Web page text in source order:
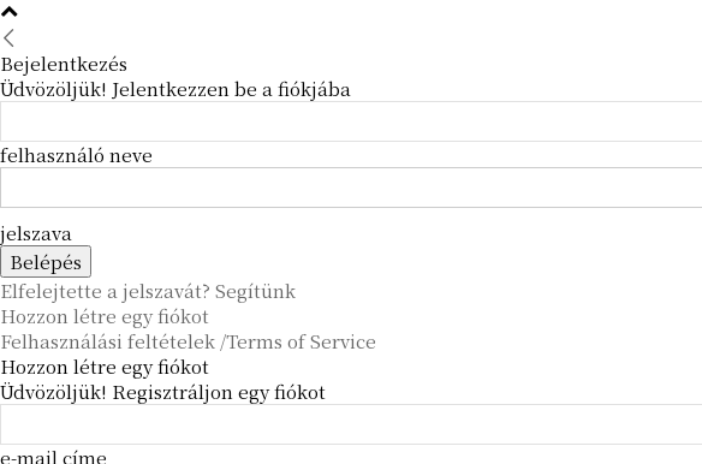
Bejelentkezés
Üdvözöljük! Jelentkezzen be a fiókjába
felhasználó neve
jelszava
Elfelejtette a jelszavát? Segítünk
Hozzon létre egy fiókot
Felhasználási feltételek /Terms of Service
Hozzon létre egy fiókot
Üdvözöljük! Regisztráljon egy fiókot
e-mail címe